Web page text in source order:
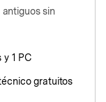
sin
1 PC󠀲󠀩󠀤󠀦󠀠󠀠󠀤󠀧󠀳
gratuitos